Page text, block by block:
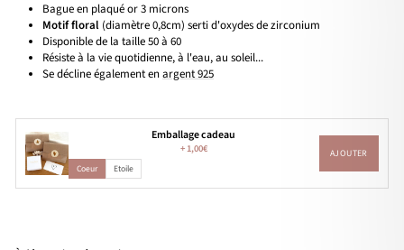
Bague en plaqué or 3 microns
Motif floral (diamètre 0,8cm) serti d'oxydes de zirconium
Disponible de la taille 50 à 60
Résiste à la vie quotidienne, à l'eau, au soleil...
Se décline également enargent 925
Emballage cadeau
+1,00€
Coeur Etoile
AJOUTER